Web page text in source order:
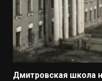
Дмитровская школа